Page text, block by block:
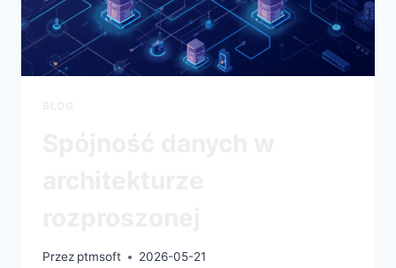
Przez ptmsoft 2026-05-21